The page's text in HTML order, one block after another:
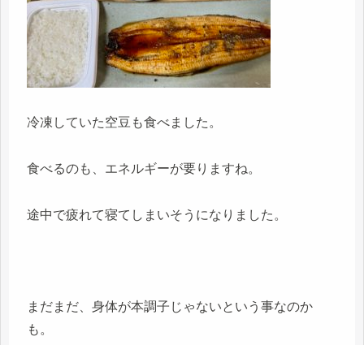
冷凍していた空豆も食べました。
食べるのも、エネルギーが要りますね。
途中で疲れて寝てしまいそうになりました。
まだまだ、身体が本調子じゃないという事なのか
も。